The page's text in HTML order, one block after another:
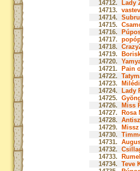
14712.
Lady
14713.
14714.
14715.
14716.
14717.
14718.
14719.
14720.
14721.
Pain
14722.
14723.
14724.
Lady
14725.
14726.
Miss
14727.
Rosa
14728.
14729.
14730.
14731.
14732.
14733.
14734. Teve